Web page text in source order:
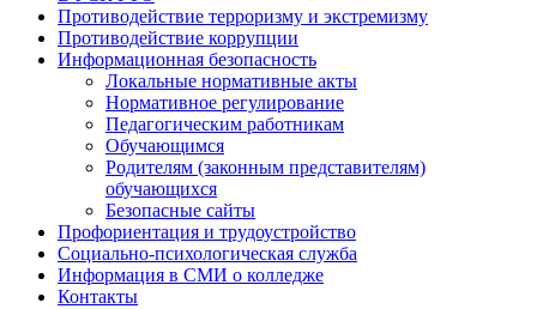
Противодействие терроризму и экстремизму
Противодействие коррупции
Информационная безопасность
Локальные нормативные акты
Нормативное регулирование
Педагогическим работникам
Обучающимся
Родителям (законным представителям)
обучающихся
Безопасные сайты
Профориентация и трудоустройство
Социально-психологическая служба
Информация в СМИ о колледже
Контакты